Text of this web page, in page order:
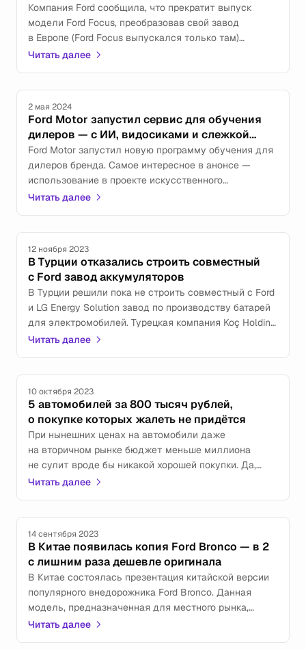
Компания Ford сообщила, что прекратит выпуск
модели Ford Focus, преобразовав свой завод
в Европе (Ford Focus выпускался только там)
в сервисно-логистический центр. Причина — новая
Читать далее
2 мая 2024
Ford Motor запустил сервис для обучения
дилеров — с ИИ, видосиками и слежкой
за сотрудниками
Ford Motor запустил новую программу обучения для
дилеров бренда. Самое интересное в анонсе —
использование в проекте искусственного
интеллекта и элементов геймофикации (на самом
Читать далее
12 ноября 2023
В Турции отказались строить совместный
с Ford завод аккумуляторов
В Турции решили пока не строить совместный с Ford
и LG Energy Solution завод по производству батарей
для электромобилей. Турецкая компания Koç Holding
отказалась от проекта, хотя предварительное
Читать далее
10 октября 2023
5 автомобилей за 800 тысяч рублей,
о покупке которых жалеть не придётся
При нынешних ценах на автомобили даже
на вторичном рынке бюджет меньше миллиона
не сулит вроде бы никакой хорошей покупки. Да,
роскошной машины за эти деньги не купить,
Читать далее
14 сентября 2023
В Китае появилась копия Ford Bronco — в 2
с лишним раза дешевле оригинала
В Китае состоялась презентация китайской версии
популярного внедорожника Ford Bronco. Данная
модель, предназначенная для местного рынка,
производится компанией Jiangling Ford. Китайская
Читать далее